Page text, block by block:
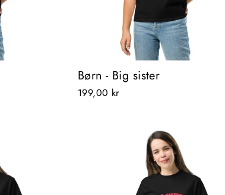
Børn - Big sister
199,00 kr